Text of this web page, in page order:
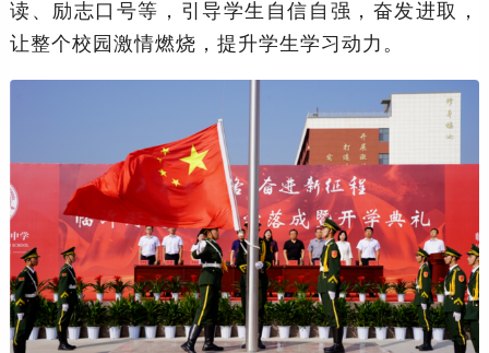
读、励志口号等，引导学生自信自强，奋发进取，
让整个校园激情燃烧，提升学生学习动力。